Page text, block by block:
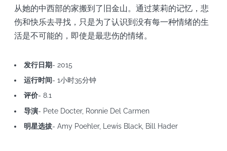
从她的中西部的家搬到了旧金山。通过莱莉的记忆，悲
伤和快乐去寻找，只是为了认识到没有每一种情绪的生
活是不可能的，即使是最悲伤的情绪。
发行日期- 2015
运行时间- 1小时35分钟
评价- 8.1
导演- Pete Docter, Ronnie Del Carmen
明星选拔- Amy Poehler, Lewis Black, Bill Hader